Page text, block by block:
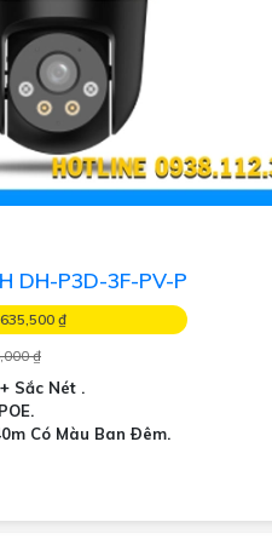
DH-P3D-3F-PV-P
₫
₫
Sắc Nét .
Có Màu Ban Ðêm.